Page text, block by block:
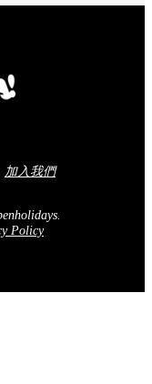
加入我們
Policy